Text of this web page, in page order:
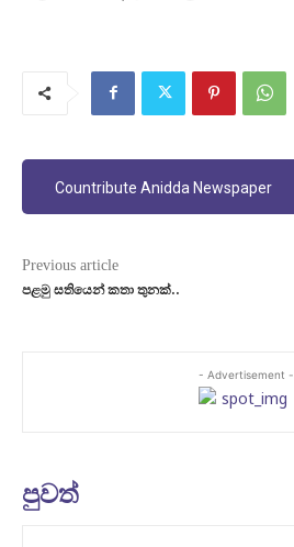
Countribute Anidda Newspaper
Previous article
පළමු සතියෙන් කතා තුනක්..
- Advertisement -
පුවත්